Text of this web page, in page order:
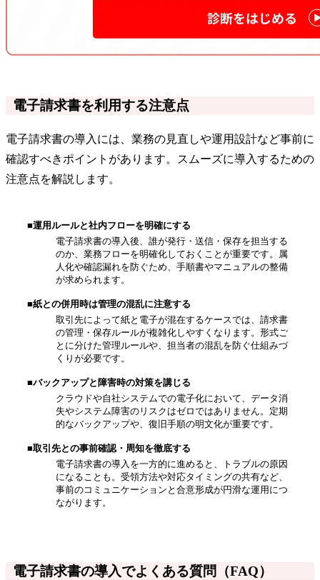
電子請求書を利用する注意点
電子請求書の導入には、業務の見直しや運用設計など事前に
確認すべきポイントがあります。スムーズに導入するための
注意点を解説します。
■運用ルールと社内フローを明確にする
電子請求書の導入後、誰が発行・送信・保存を担当する
のか、業務フローを明確化しておくことが重要です。属
人化や確認漏れを防ぐため、手順書やマニュアルの整備
が求められます。
■紙との併用時は管理の混乱に注意する
取引先によって紙と電子が混在するケースでは、請求書
の管理・保存ルールが複雑化しやすくなります。形式ご
とに分けた管理ルールや、担当者の混乱を防ぐ仕組みづ
くりが必要です。
■バックアップと障害時の対策を講じる
クラウドや自社システムでの電子化において、データ消
失やシステム障害のリスクはゼロではありません。定期
的なバックアップや、復旧手順の明文化が重要です。
■取引先との事前確認・周知を徹底する
電子請求書の導入を一方的に進めると、トラブルの原因
になることも。受領方法や対応タイミングの共有など、
事前のコミュニケーションと合意形成が円滑な運用につ
ながります。
電子請求書の導入でよくある質問（FAQ）